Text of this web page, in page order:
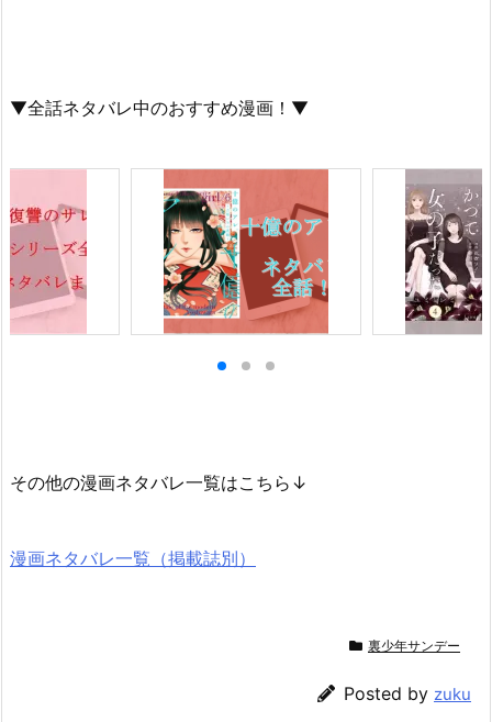
▼全話ネタバレ中のおすすめ漫画！▼
その他の漫画ネタバレ一覧はこちら↓
漫画ネタバレ一覧（掲載誌別）
裏少年サンデー
Posted by zuku